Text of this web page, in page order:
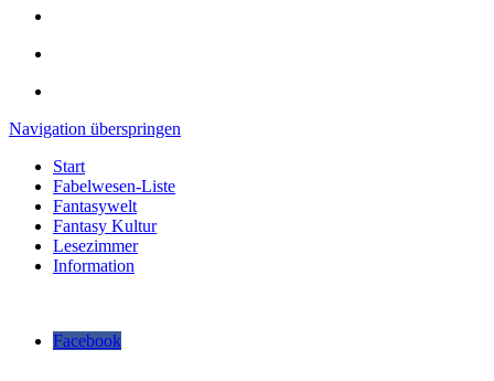
Navigation überspringen
Start
Fabelwesen-Liste
Fantasywelt
Fantasy Kultur
Lesezimmer
Information
Facebook